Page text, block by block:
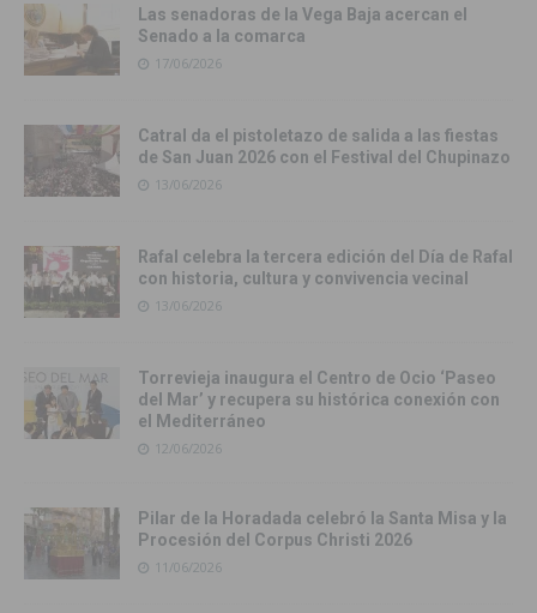
Las senadoras de la Vega Baja acercan el
Senado a la comarca
17/06/2026
Catral da el pistoletazo de salida a las fiestas
de San Juan 2026 con el Festival del Chupinazo
13/06/2026
Rafal celebra la tercera edición del Día de Rafal
con historia, cultura y convivencia vecinal
13/06/2026
Torrevieja inaugura el Centro de Ocio ‘Paseo
del Mar’ y recupera su histórica conexión con
el Mediterráneo
12/06/2026
Pilar de la Horadada celebró la Santa Misa y la
Procesión del Corpus Christi 2026
11/06/2026